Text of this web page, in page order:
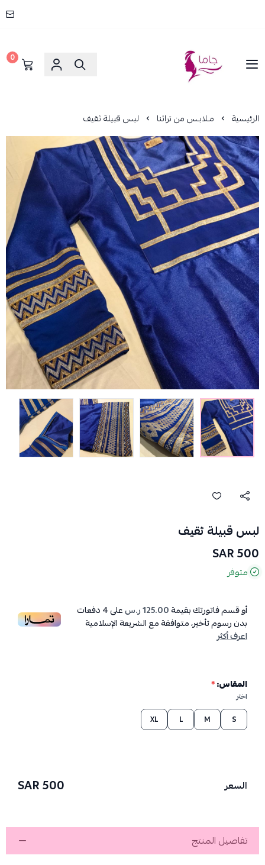
جاما _ JAMA
0
الرئيسية مـلابـس من تراثنا لبس قبيلة ثقيف
لبس قبيلة ثقيف
500 SAR
متوفر
أو قسم فاتورتك بقيمة125.00 ر.س على4دفعات
بدون رسوم تأخير، متوافقة مع الشريعة الإسلامية
اعرف أكثر
المقاس:*
اختر
S
M
L
XL
السعر 500 SAR
تفاصيل المنتج